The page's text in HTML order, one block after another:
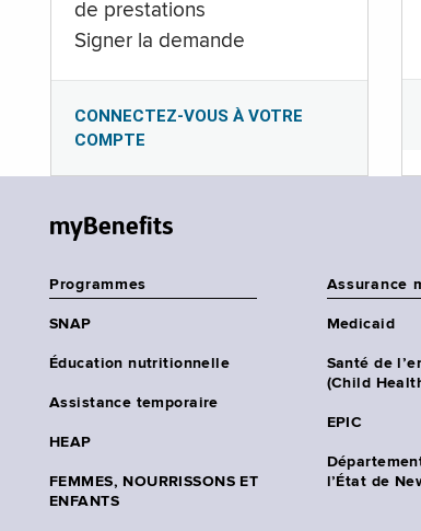
de prestations
Signer la demande
CONNECTEZ-VOUS À VOTRE
COMPTE
myBenefits
Programmes
SNAP
Éducation nutritionnelle
Assistance temporaire
HEAP
FEMMES, NOURRISSONS ET
ENFANTS
Assurance
Medicaid
Santé de
(Child
EPIC
l’État de